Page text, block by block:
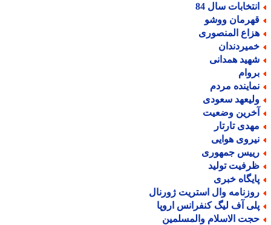
سال 84
ووشو
المنصوری
همدانی
مردم
سعودی
وضعیت
تارتار
هوایی
جمهوری
تولید
خبری
وال استریت ژورنال
آف لیگ کنفرانس اروپا
الاسلام والمسلمین